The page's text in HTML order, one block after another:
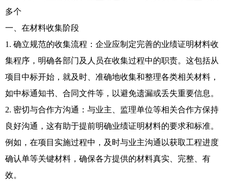
多个
一、在材料收集阶段
1. 确立规范的收集流程：企业应制定完善的业绩证明材料收
集程序，明确各部门及人员在收集过程中的职责。这包括从
项目中标开始，就及时、准确地收集和整理各类相关材料，
如中标通知书、合同文件等，以避免遗漏或丢失重要信息。
2. 密切与合作方沟通：与业主、监理单位等相关合作方保持
良好沟通，这有助于提前明确业绩证明材料的要求和标准。
例如，在项目实施过程中，及时与业主沟通以获取工程进度
确认单等关键材料，确保各方提供的材料真实、完整、有
效。